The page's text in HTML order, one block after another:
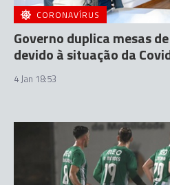
CORONAVÍRUS
Governo duplica mesas
devido à situação da
4 Jan 18:53